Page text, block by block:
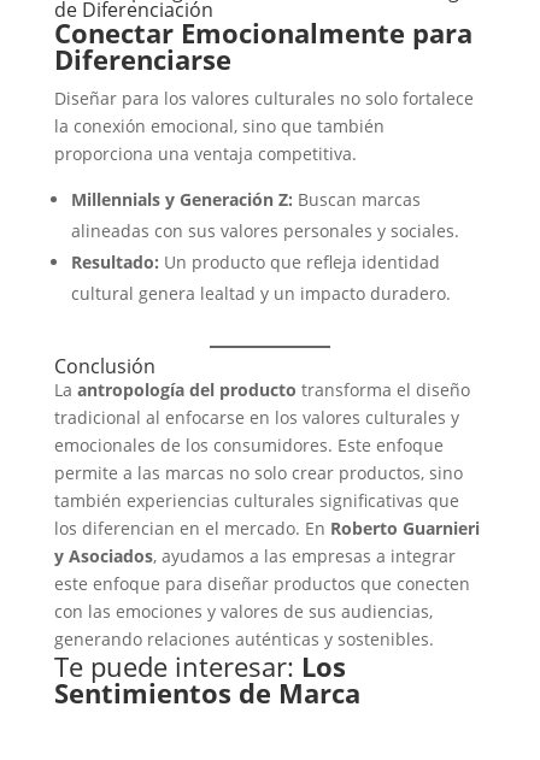
de Diferenciación
Conectar Emocionalmente para
Diferenciarse
Diseñar para los valores culturales no solo fortalece
la conexión emocional, sino que también
proporciona una ventaja competitiva.
Millennials y Generación Z: Buscan marcas
alineadas con sus valores personales y sociales.
Resultado: Un producto que refleja identidad
cultural genera lealtad y un impacto duradero.
Conclusión
La antropología del producto transforma el diseño
tradicional al enfocarse en los valores culturales y
emocionales de los consumidores. Este enfoque
permite a las marcas no solo crear productos, sino
también experiencias culturales significativas que
los diferencian en el mercado. En Roberto Guarnieri
y Asociados, ayudamos a las empresas a integrar
este enfoque para diseñar productos que conecten
con las emociones y valores de sus audiencias,
generando relaciones auténticas y sostenibles.
Te puede interesar: Los
Sentimientos de Marca